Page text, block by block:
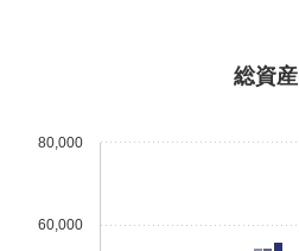
総資産
60,000
80,000